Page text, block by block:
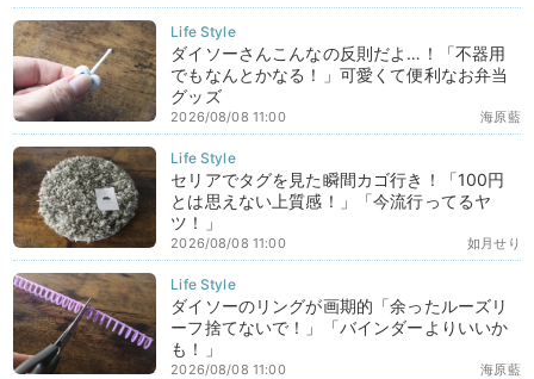
ダイソーさんこんなの反則だよ…！「不器用
でもなんとかなる！」可愛くて便利なお弁当
グッズ
海原藍
2026/08/08 11:00
セリアでタグを見た瞬間カゴ行き！「100円
とは思えない上質感！」「今流行ってるヤ
ツ！」
如月せり
2026/08/08 11:00
ダイソーのリングが画期的「余ったルーズリ
ーフ捨てないで！」「バインダーよりいいか
も！」
海原藍
2026/08/08 11:00